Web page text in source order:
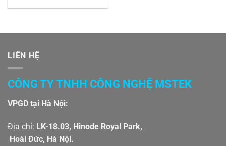
LIÊN HỆ
CÔNG TY TNHH CÔNG NGHỆ MSTEK
VPGD tại Hà Nội:
Địa chỉ: LK-18.03, Hinode Royal Park,
Hoài Đức, Hà Nội.